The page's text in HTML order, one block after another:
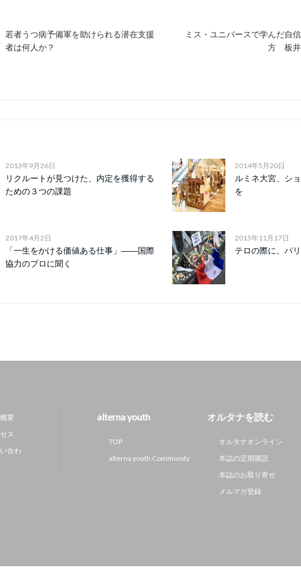
若者うつ病予備軍を助けられる潜在支援
者は何人か？
ミス・ユニバースで学んだ自
方 板井
2013年9月26日
リクルートが見つけた、内定を獲得する
ための３つの課題
2014年5月20日
ルミネ大宮、シ
を
2017年4月2日
「一生をかける価値ある仕事」――国際
協力のプロに聞く
2015年11月17日
テロの際に、パ
要
ス
合わ
alterna youth
TOP
alterna youth Community
オルタナを読む
オルタナオンライン
本誌の定期購読
本誌のお取り寄せ
メルマガ登録